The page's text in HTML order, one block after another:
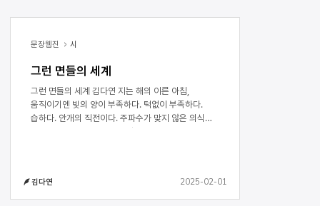
문장웹진 시
그런 면들의 세계
그런 면들의 세계 김다연 지는 해의 이른 아침,
움직이기엔 빛의 양이 부족하다. 턱없이 부족하다.
습하다. 안개의 직전이다. 주파수가 맞지 않은 의식의
그런 면으로 보면 그런 면으로만 보이는, 그런
면으로만 이루어진 세계에서 얼마나 오래 걸었는지
김다연 2025-02-01